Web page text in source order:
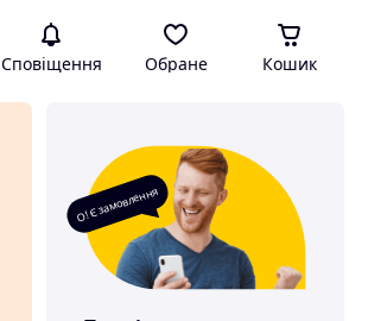
Сповіщення Обране Кошик
О! Є замовлення